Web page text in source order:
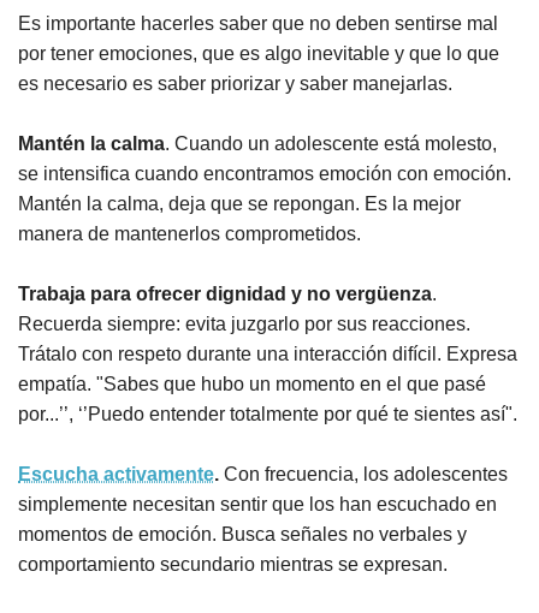
Es importante hacerles saber que no deben sentirse mal
por tener emociones, que es algo inevitable y que lo que
es necesario es saber priorizar y saber manejarlas.
Mantén la calma. Cuando un adolescente está molesto,
se intensifica cuando encontramos emoción con emoción.
Mantén la calma, deja que se repongan. Es la mejor
manera de mantenerlos comprometidos.
Trabaja para ofrecer dignidad y no vergüenza.
Recuerda siempre: evita juzgarlo por sus reacciones.
Trátalo con respeto durante una interacción difícil. Expresa
empatía. "Sabes que hubo un momento en el que pasé
por...’’, ‘’Puedo entender totalmente por qué te sientes así".
Escucha activamente. Con frecuencia, los adolescentes
simplemente necesitan sentir que los han escuchado en
momentos de emoción. Busca señales no verbales y
comportamiento secundario mientras se expresan.